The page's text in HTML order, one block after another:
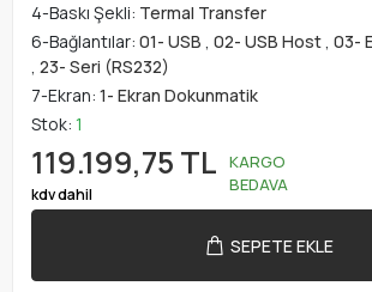
4-Baskı Şekli: Termal Transfer
6-Bağlantılar: 01- USB , 02- USB Host, 03-
, 23- Seri (RS232)
7-Ekran: 1- Ekran Dokunmatik
Stok: 1
119.199,75 TL
kdv dahil
KARGO
BEDAVA
SEPETE EKLE